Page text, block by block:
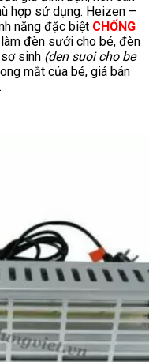
hợp sử dụng. Heizen –
năng đặc biệt CHỐNG
đèn sưởi cho bé, đèn
sinh (den suoi cho be
mắt của bé, giá bán